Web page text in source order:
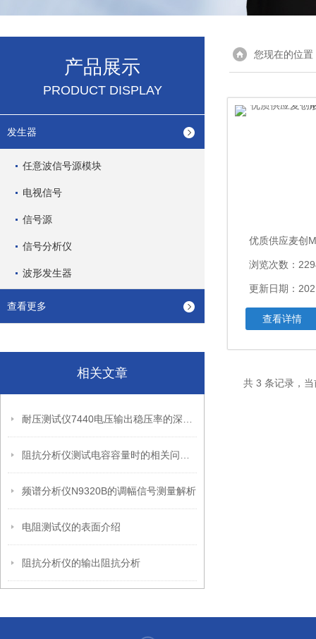
产品展示
PRODUCT DISPLAY
发生器
任意波信号源模块
电视信号
信号源
信号分析仪
波形发生器
查看更多
相关文章
频谱分析仪N9320B的调幅信号测量解析
电阻测试仪的表面介绍
阻抗分析仪的输出阻抗分析
您现在的位置
浏览次数：
更新日期：
查看详情
共 3 条记录，